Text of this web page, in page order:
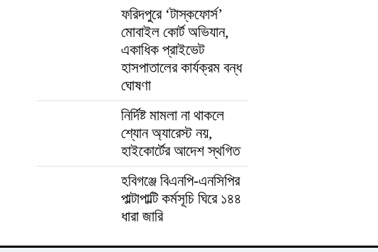
ফরিদপুরে ‘টাস্কফোর্স’
মোবাইল কোর্ট অভিযান,
একাধিক প্রাইভেট
হাসপাতালের কার্যক্রম বন্ধ
ঘোষণা
নির্দিষ্ট মামলা না থাকলে
শ্যোন অ্যারেস্ট নয়,
হাইকোর্টের আদেশ স্থগিত
হবিগঞ্জে বিএনপি-এনসিপির
পাল্টাপাল্টি কর্মসূচি ঘিরে ১৪৪
ধারা জারি